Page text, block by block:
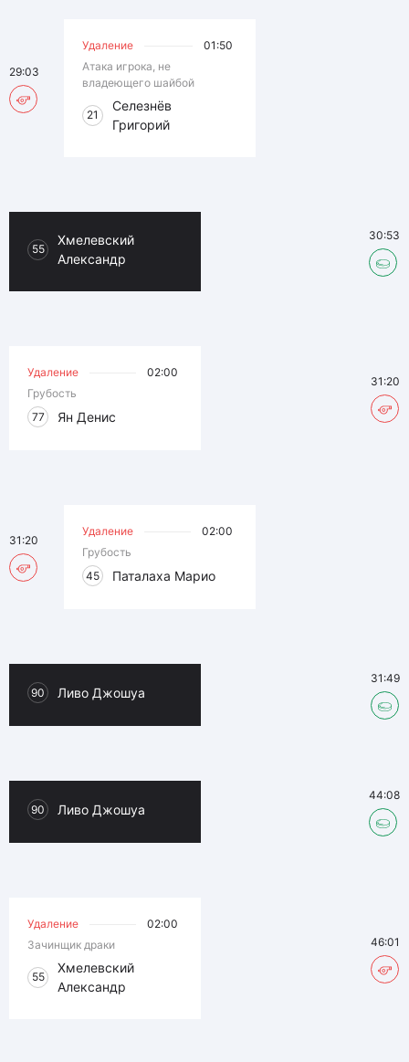
Удаление
01:50
Атака игрока, не
владеющего шайбой
21
Селезнёв
Григорий
29:03
55
Хмелевский
Александр
30:53
Удаление
02:00
Грубость
77
Ян Денис
31:20
Удаление
02:00
Грубость
45
Паталаха Марио
31:20
90 Ливо Джошуа
31:49
90 Ливо Джошуа
44:08
Удаление
02:00
Зачинщик драки
55
Хмелевский
Александр
46:01